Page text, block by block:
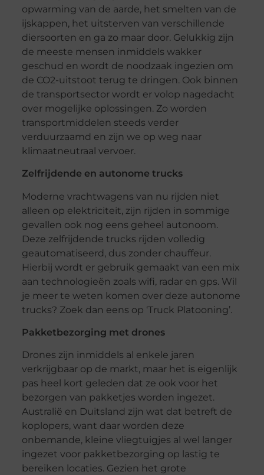
opwarming van de aarde, het smelten van de
ijskappen, het uitsterven van verschillende
diersoorten en ga zo maar door. Gelukkig zijn
de meeste mensen inmiddels wakker
geschud en wordt de noodzaak ingezien om
de CO2-uitstoot terug te dringen. Ook binnen
de transportsector wordt er volop nagedacht
over mogelijke oplossingen. Zo worden
transportmiddelen steeds verder
verduurzaamd en zijn we op weg naar
klimaatneutraal vervoer.
Zelfrijdende en autonome trucks
Moderne vrachtwagens van nu rijden niet
alleen op elektriciteit, zijn rijden in sommige
gevallen ook nog eens geheel autonoom.
Deze zelfrijdende trucks rijden volledig
geautomatiseerd, dus zonder chauffeur.
Hierbij wordt er gebruik gemaakt van een mix
aan technologieën zoals wifi, radar en gps. Wil
je meer te weten komen over deze autonome
trucks? Zoek dan eens op ‘Truck Platooning’.
Pakketbezorging met drones
Drones zijn inmiddels al enkele jaren
verkrijgbaar op de markt, maar het is eigenlijk
pas heel kort geleden dat ze ook voor het
bezorgen van pakketjes worden ingezet.
Australië en Duitsland zijn wat dat betreft de
koplopers, want daar worden deze
onbemande, kleine vliegtuigjes al wel langer
ingezet voor pakketbezorging op lastig te
bereiken locaties. Gezien het grote